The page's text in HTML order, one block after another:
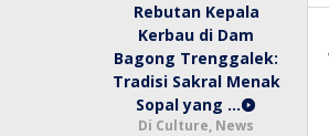
Rebutan Kepala
Kerbau di Dam
Bagong Trenggalek:
Tradisi Sakral Menak
Sopal yang …
Di Culture, News